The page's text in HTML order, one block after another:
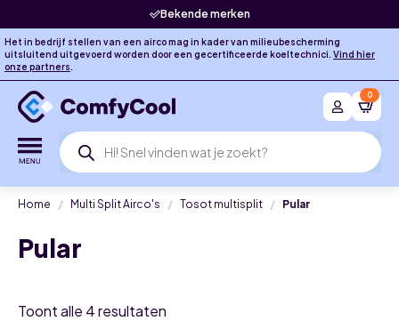
Bekende merken
Het in bedrijf stellen van een airco mag in kader van milieubescherming
uitsluitend uitgevoerd worden door een gecertificeerde koeltechnici. Vind hier
onze partners.
Producten
zoeken
0
Home Multi Split Airco's Tosot multisplit Pular
Pular
Toont alle 4 resultaten